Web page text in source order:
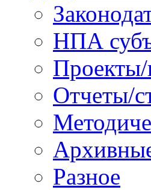
НПА
Отчеты/
Разное